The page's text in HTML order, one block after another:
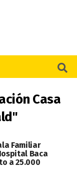
Casa
Familiar
Baca
a 25.000